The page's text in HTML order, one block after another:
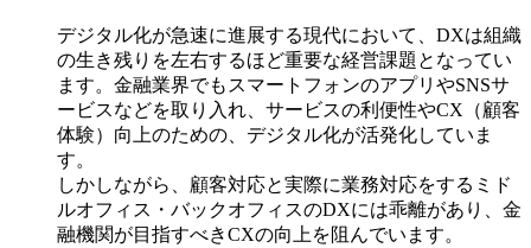
デジタル化が急速に進展する現代において、DXは組織
の生き残りを左右するほど重要な経営課題となってい
ます。金融業界でもスマートフォンのアプリやSNSサ
ービスなどを取り入れ、サービスの利便性やCX（顧客
体験）向上のための、デジタル化が活発化していま
す。
しかしながら、顧客対応と実際に業務対応をするミド
ルオフィス・バックオフィスのDXには乖離があり、金
融機関が目指すべきCXの向上を阻んでいます。